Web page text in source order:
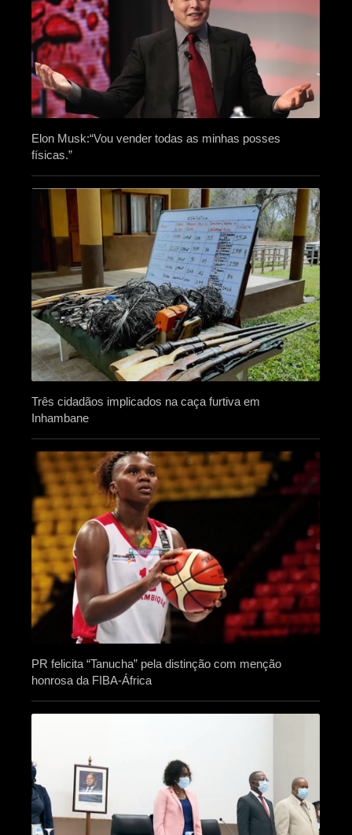
Elon Musk:“Vou vender todas as minhas posses
físicas.”
Três cidadãos implicados na caça furtiva em
Inhambane
PR felicita “Tanucha” pela distinção com menção
honrosa da FIBA-África